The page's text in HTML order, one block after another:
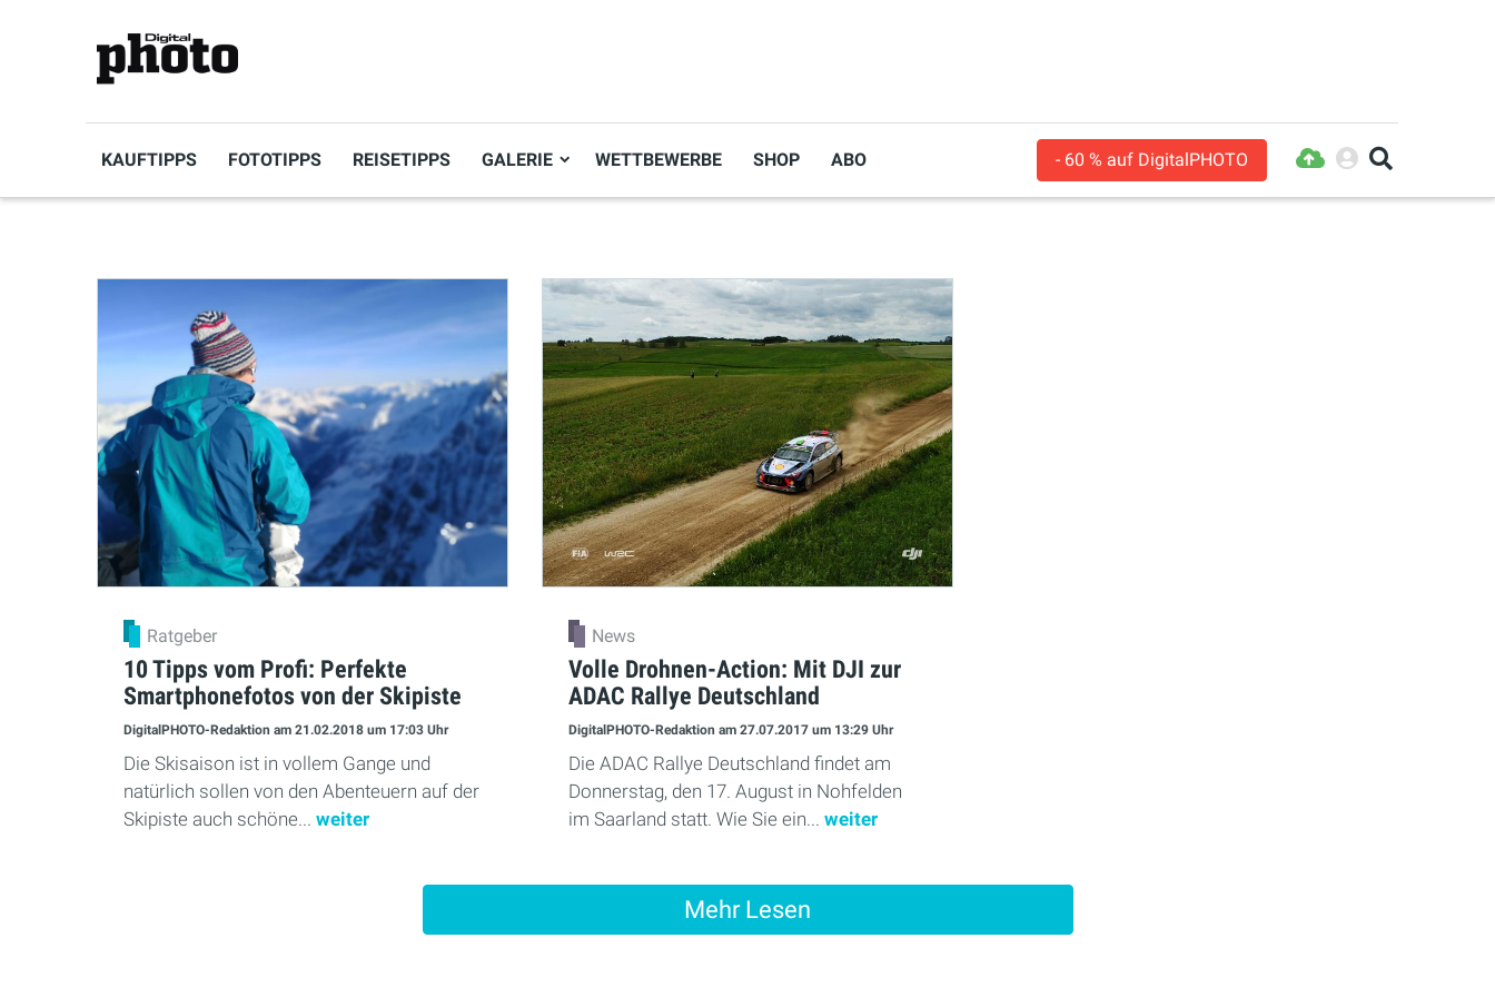
KAUFTIPPS FOTOTIPPS REISETIPPS GALERIE WETTBEWERBE SHOP ABO - 60 % auf DigitalPHOTO
Ratgeber
10 Tipps vom Profi: Perfekte
Smartphonefotos von der Skipiste
DigitalPHOTO-Redaktion am 21.02.2018 um 17:03 Uhr
Die Skisaison ist in vollem Gange und
natürlich sollen von den Abenteuern auf der
Skipiste auch schöne... weiter
News
Volle Drohnen-Action: Mit DJI zur
ADAC Rallye Deutschland
DigitalPHOTO-Redaktion am 27.07.2017 um 13:29 Uhr
Die ADAC Rallye Deutschland findet am
Donnerstag, den 17. August in Nohfelden
im Saarland statt. Wie Sie ein... weiter
Mehr Lesen